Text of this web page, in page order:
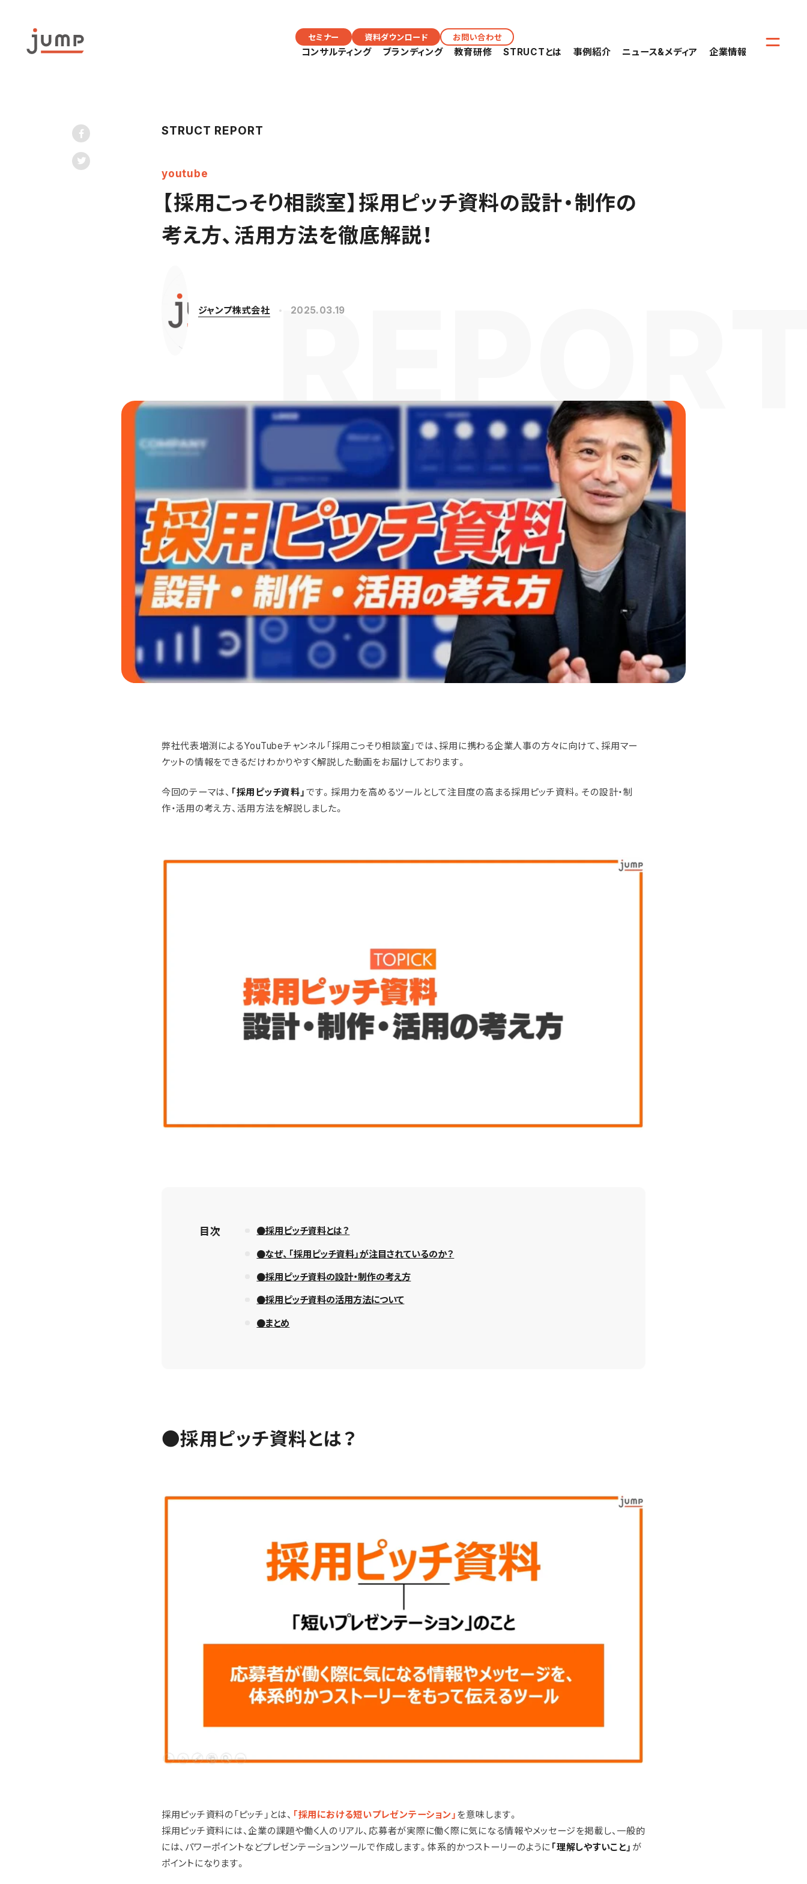
コンサルティング ブランディング 教育研修 STRUCTとは 事例紹介 ニュース&メディア 企業情報
セミナー 資料ダウンロード お問い合わせ
STRUCT REPORT
youtube
【採用こっそり相談室】採用ピッチ資料の設計・制作の
考え方、活用方法を徹底解説！
ジャンプ株式会社 2025.03.19
弊社代表増渕によるYouTubeチャンネル「採用こっそり相談室」では、採用に携わる企業人事の方々に向けて、採用マー
ケットの情報をできるだけわかりやすく解説した動画をお届けしております。
今回のテーマは、 「採用ピッチ資料」 です。採用力を高めるツールとして注目度の高まる採用ピッチ資料。その設計・制
作・活用の考え方、活用方法を解説しました。
目次 ●採用ピッチ資料とは？
●なぜ、「採用ピッチ資料」が注目されているのか？
●採用ピッチ資料の設計・制作の考え方
●採用ピッチ資料の活用方法について
●まとめ
●採用ピッチ資料とは？
採用ピッチ資料の「ピッチ」とは、 「採用における短いプレゼンテーション」 を意味します。
採用ピッチ資料には、企業の課題や働く人のリアル、応募者が実際に働く際に気になる情報やメッセージを掲載し、一般的
には、パワーポイントなどプレゼンテーションツールで作成します。体系的かつストーリーのように 「理解しやすいこと」 が
ポイントになります。